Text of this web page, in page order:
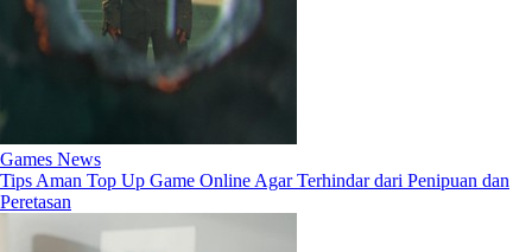
Games News
Tips Aman Top Up Game Online Agar Terhindar dari Penipuan dan
Peretasan